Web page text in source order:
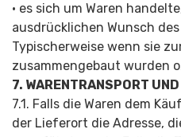
• es sich um Waren
ausdrücklichen Wunsch
Typischerweise wenn sie
zusammengebaut wurden
7. WARENTRANSPORT
7.1. Falls die Waren dem
der Lieferort die Adresse,